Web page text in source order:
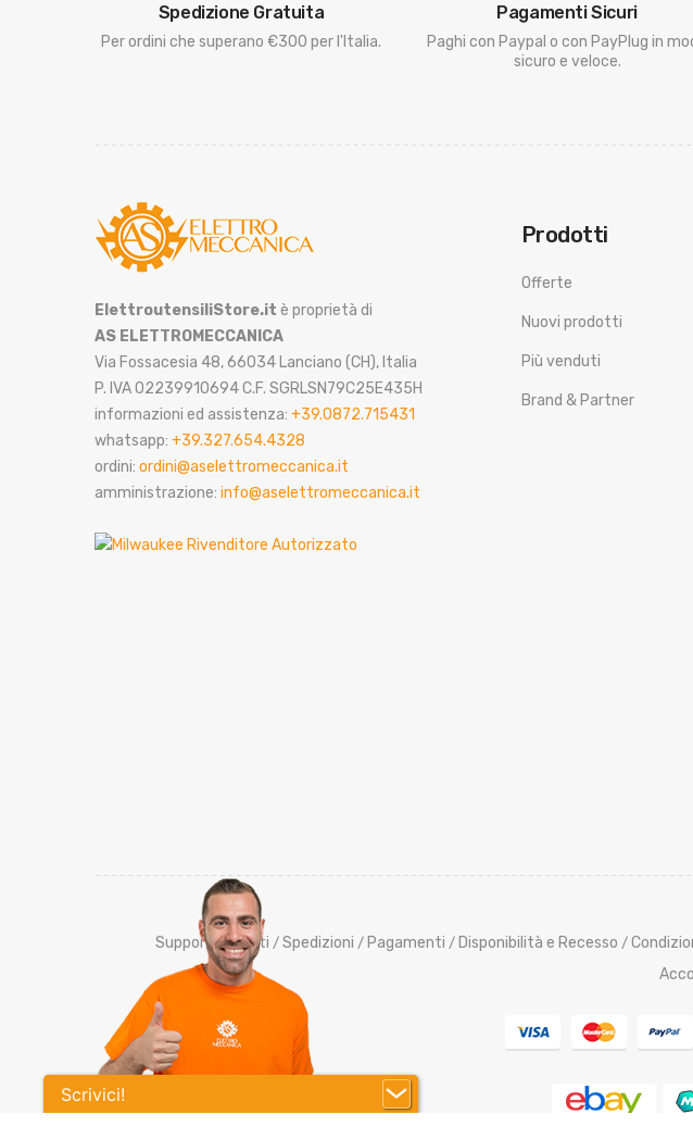
Spedizione Gratuita
Per ordini che superano €300 per l'Italia.
Pagamenti Sicuri
Paghi con Paypal o con PayPlug in
sicuro e veloce.
ElettroutensiliStore.it è proprietà di
AS ELETTROMECCANICA
Via Fossacesia 48, 66034 Lanciano (CH), Italia
P. IVA 02239910694 C.F. SGRLSN79C25E435H
informazioni ed assistenza: +39.0872.715431
whatsapp: +39.327.654.4328
ordini: ordini@aselettromeccanica.it
amministrazione: info@aselettromeccanica.it
Prodotti
Offerte
Nuovi prodotti
Più venduti
Brand & Partner
Supporto Clienti / Spedizioni / Pagamenti / Disponibilità e Recesso /
Scrivici!